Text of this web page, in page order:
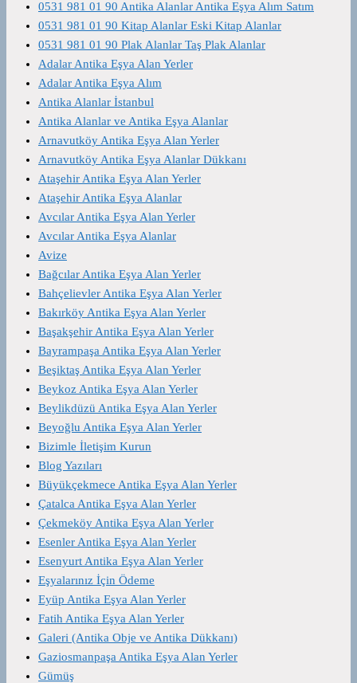
0531 981 01 90 Antika Alanlar Antika Eşya Alım Satım
0531 981 01 90 Kitap Alanlar Eski Kitap Alanlar
0531 981 01 90 Plak Alanlar Taş Plak Alanlar
Adalar Antika Eşya Alan Yerler
Adalar Antika Eşya Alım
Antika Alanlar İstanbul
Antika Alanlar ve Antika Eşya Alanlar
Arnavutköy Antika Eşya Alan Yerler
Arnavutköy Antika Eşya Alanlar Dükkanı
Ataşehir Antika Eşya Alan Yerler
Ataşehir Antika Eşya Alanlar
Avcılar Antika Eşya Alan Yerler
Avcılar Antika Eşya Alanlar
Avize
Bağcılar Antika Eşya Alan Yerler
Bahçelievler Antika Eşya Alan Yerler
Bakırköy Antika Eşya Alan Yerler
Başakşehir Antika Eşya Alan Yerler
Bayrampaşa Antika Eşya Alan Yerler
Beşiktaş Antika Eşya Alan Yerler
Beykoz Antika Eşya Alan Yerler
Beylikdüzü Antika Eşya Alan Yerler
Beyoğlu Antika Eşya Alan Yerler
Bizimle İletişim Kurun
Blog Yazıları
Büyükçekmece Antika Eşya Alan Yerler
Çatalca Antika Eşya Alan Yerler
Çekmeköy Antika Eşya Alan Yerler
Esenler Antika Eşya Alan Yerler
Esenyurt Antika Eşya Alan Yerler
Eşyalarınız İçin Ödeme
Eyüp Antika Eşya Alan Yerler
Fatih Antika Eşya Alan Yerler
Galeri (Antika Obje ve Antika Dükkanı)
Gaziosmanpaşa Antika Eşya Alan Yerler
Gümüş